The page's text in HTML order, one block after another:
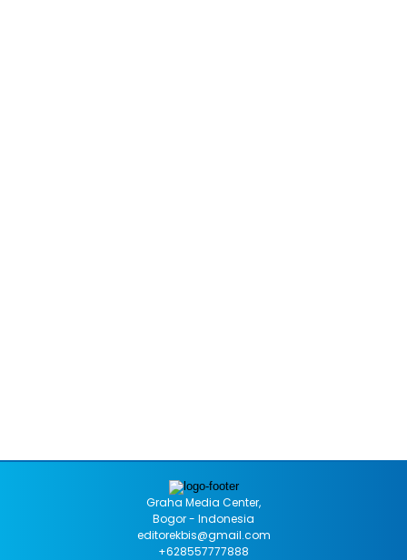
Graha Media Center,
Bogor - Indonesia
editorekbis@gmail.com
+628557777888